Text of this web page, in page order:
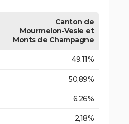
Canton de
Mourmelon-Vesle et
Monts de Champagne
49,11%
50,89%
6,26%
2,18%